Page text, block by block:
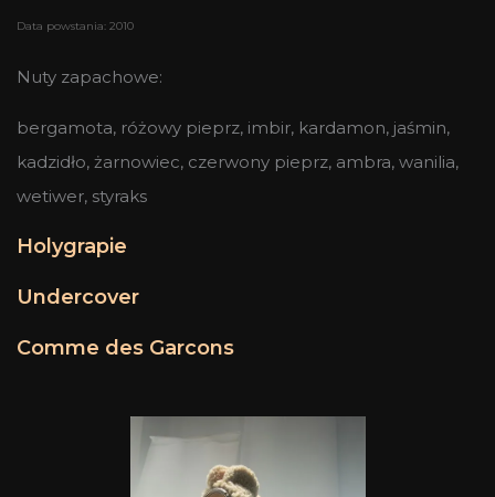
Data powstania: 2010
Nuty zapachowe:
bergamota, różowy pieprz, imbir, kardamon, jaśmin,
kadzidło, żarnowiec, czerwony pieprz, ambra, wanilia,
wetiwer, styraks
Holygrapie
Undercover
Comme des Garcons